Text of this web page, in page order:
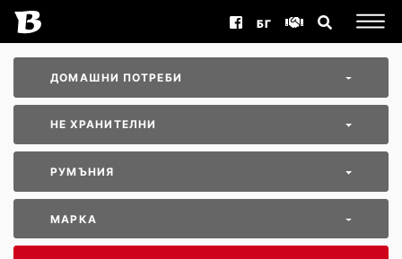
БГ
ДОМАШНИ ПОТРЕБИ
НЕ ХРАНИТЕЛНИ
РУМЪНИЯ
МАРКА